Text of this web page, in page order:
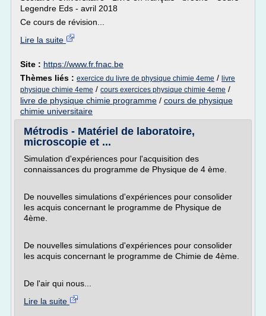
Legendre Eds - avril 2018
Ce cours de révision...
Lire la suite
Site : https://www.fr.fnac.be
Thèmes liés : exercice du livre de physique chimie 4eme / livre
physique chimie 4eme / cours exercices physique chimie 4eme /
livre de physique chimie programme / cours de physique
chimie universitaire
Métrodis - Matériel de laboratoire,
microscopie et ...
Simulation d'expériences pour l'acquisition des
connaissances du programme de Physique de 4 ème.
De nouvelles simulations d'expériences pour consolider
les acquis concernant le programme de Physique de
4ème.
De nouvelles simulations d'expériences pour consolider
les acquis concernant le programme de Chimie de 4ème.
De l'air qui nous...
Lire la suite